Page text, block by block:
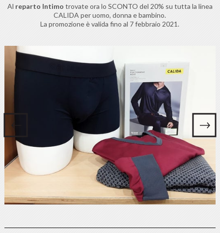
Al reparto Intimo trovate ora lo SCONTO del 20% su tutta la linea
CALIDA per uomo, donna e bambino.
La promozione è valida fino al 7 febbraio 2021.